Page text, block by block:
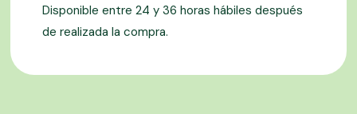
Disponible entre 24 y 36 horas hábiles después
de realizada la compra.